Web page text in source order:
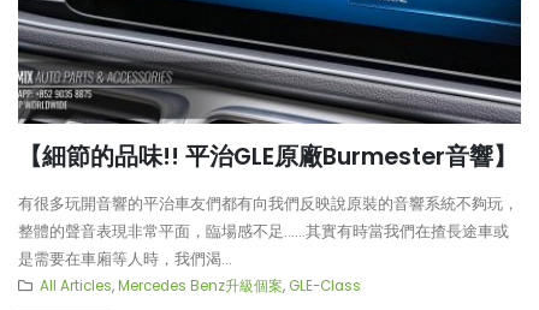
【細節的品味!! 平治GLE原廠Burmester音響】
有很多玩開音響的平治車友們都有向我們反映說原裝的音響系統不夠玩，
整體的聲音表現非常平面，臨場感不足……其實有時當我們在揸長途車或
是需要在車廂等人時，我們渴...
All Articles,Mercedes Benz升級個案, GLE-Class